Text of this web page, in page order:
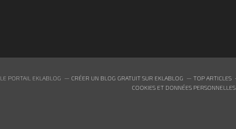
PORTAIL EKLABLOG CRÉER UN BLOG GRATUIT SUR EKLABLOG TOP ARTICLES
COOKIES ET DONNÉES PERSONNELLES